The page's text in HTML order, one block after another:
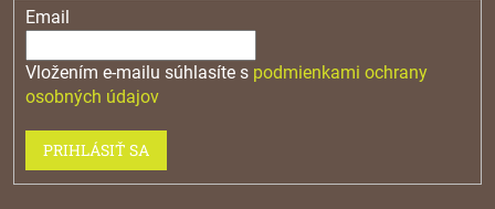
Email
Vložením e-mailu súhlasíte s podmienkami ochrany
osobných údajov
PRIHLÁSIŤ SA